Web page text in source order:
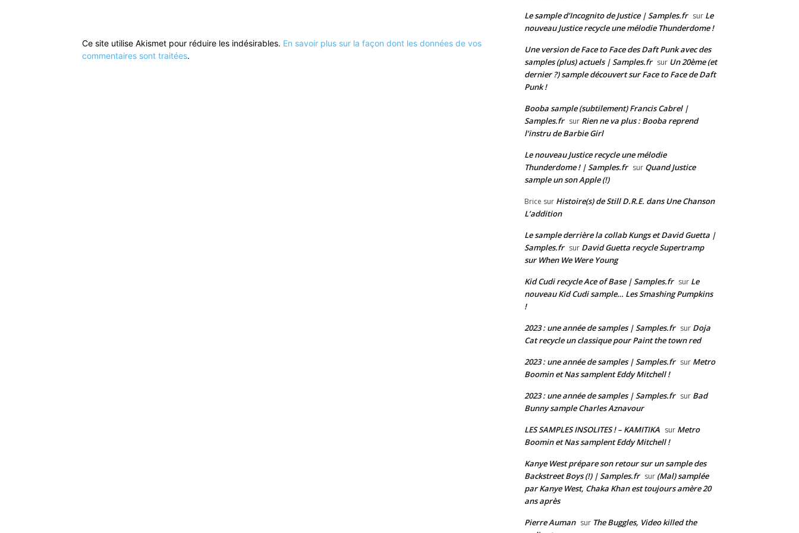
Ce site utilise Akismet pour réduire les indésirables. En savoir plus sur la façon dont les données de vos
commentaires sont traitées.
Le sample d’Incognito de Justice | Samples.fr sur Le
nouveau Justice recycle une mélodie Thunderdome !
Une version de Face to Face des Daft Punk avec des
samples (plus) actuels | Samples.fr sur Un 20ème (et
dernier ?) sample découvert sur Face to Face de Daft
Punk !
Booba sample (subtilement) Francis Cabrel |
Samples.fr sur Rien ne va plus : Booba reprend
l’instru de Barbie Girl
Le nouveau Justice recycle une mélodie
Thunderdome ! | Samples.fr sur Quand Justice
sample un son Apple (!)
Brice sur Histoire(s) de Still D.R.E. dans Une Chanson
L’addition
Le sample derrière la collab Kungs et David Guetta |
Samples.fr sur David Guetta recycle Supertramp
sur When We Were Young
Kid Cudi recycle Ace of Base | Samples.fr sur Le
nouveau Kid Cudi sample… Les Smashing Pumpkins
!
2023 : une année de samples | Samples.fr sur Doja
Cat recycle un classique pour Paint the town red
2023 : une année de samples | Samples.fr sur Metro
Boomin et Nas samplent Eddy Mitchell !
2023 : une année de samples | Samples.fr sur Bad
Bunny sample Charles Aznavour
LES SAMPLES INSOLITES ! – KAMITIKA sur Metro
Boomin et Nas samplent Eddy Mitchell !
Kanye West prépare son retour sur un sample des
Backstreet Boys (!) | Samples.fr sur (Mal) samplée
par Kanye West, Chaka Khan est toujours amère 20
ans après
Pierre Auman sur The Buggles, Video killed the